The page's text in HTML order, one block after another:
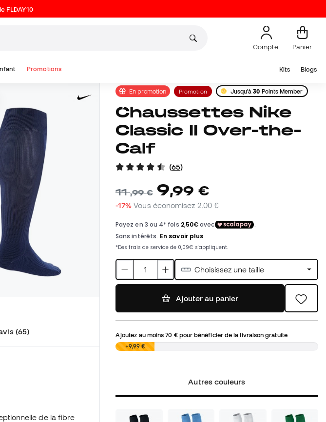
FLDAY10
Compte Panier
Promotions Kits Blogs
(65)
de la fibre
En promotion Promotion Jusqu'à30 Points Member
Chaussettes Nike
Classic II Over-the-
Calf
(65)
11,99 € 9,99 €
-17% Vous économisez 2,00 €
Choisissez une taille
Ajouter au panier
Ajoutez au moins70 €pour bénéficier de la livraison gratuite
0,00 €+9,99 €
Autres couleurs